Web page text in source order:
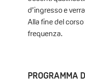
d’ingresso e
Alla fine del
frequenza.
PROGRAMMA